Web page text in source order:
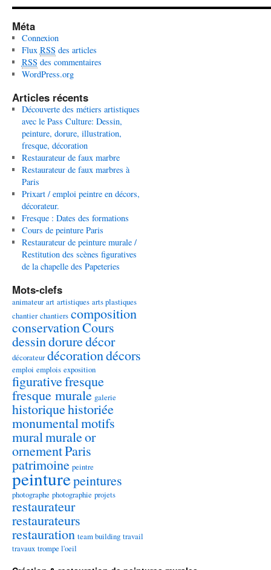
Méta
Connexion
Flux RSS des articles
RSS des commentaires
WordPress.org
Articles récents
Découverte des métiers artistiques
avec le Pass Culture: Dessin,
peinture, dorure, illustration,
fresque, décoration
Restaurateur de faux marbre
Restaurateur de faux marbres à
Paris
Prixart / emploi peintre en décors,
décorateur.
Fresque : Dates des formations
Cours de peinture Paris
Restaurateur de peinture murale /
Restitution des scènes figuratives
de la chapelle des Papeteries
Mots-clefs
animateur art artistiques arts plastiques
chantier chantiers composition
conservationCours
dessindoruredécor
décorateur décorationdécors
emploi emplois exposition
figurativefresque
fresque murale galerie
historiquehistoriée
monumentalmotifs
muralmuraleor
ornementParis
patrimoine peintre
peinturepeintures
photographe photographie projets
restaurateur
restaurateurs
restauration team building travail
travaux trompe l'oeil